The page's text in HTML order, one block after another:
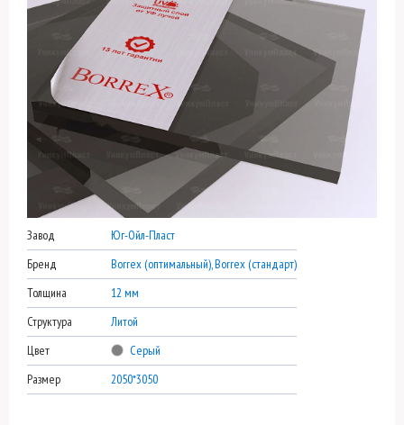
Завод
Юг-Ойл-Пласт
Бренд
Borrex (оптимальный), Borrex (стандарт)
Толщина
12 мм
Структура
Литой
Цвет
Серый
Размер
2050*3050